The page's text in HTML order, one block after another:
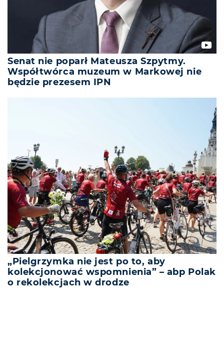
Senat nie poparł Mateusza Szpytmy.
Współtwórca muzeum w Markowej nie
będzie prezesem IPN
„Pielgrzymka nie jest po to, aby
kolekcjonować wspomnienia” – abp Polak
o rekolekcjach w drodze